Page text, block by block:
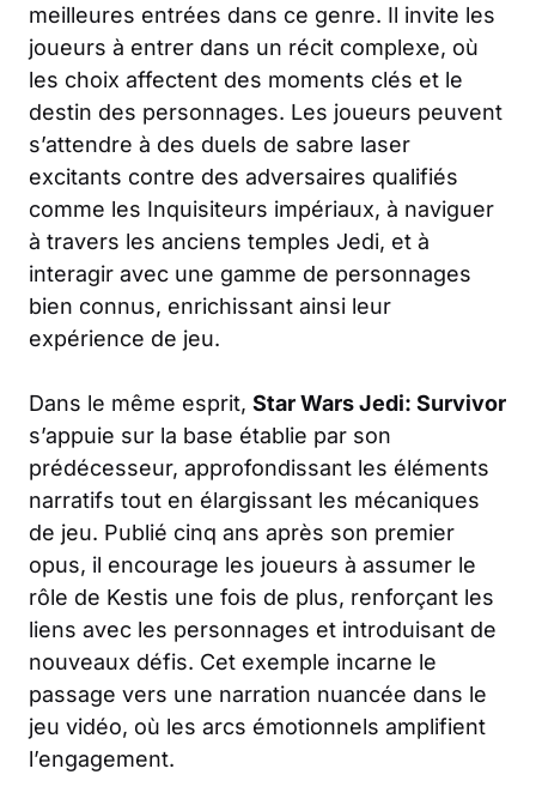
meilleures entrées dans ce genre. Il invite les
joueurs à entrer dans un récit complexe, où
les choix affectent des moments clés et le
destin des personnages. Les joueurs peuvent
s’attendre à des duels de sabre laser
excitants contre des adversaires qualifiés
comme les Inquisiteurs impériaux, à naviguer
à travers les anciens temples Jedi, et à
interagir avec une gamme de personnages
bien connus, enrichissant ainsi leur
expérience de jeu.
Dans le même esprit, Star Wars Jedi: Survivor
s’appuie sur la base établie par son
prédécesseur, approfondissant les éléments
narratifs tout en élargissant les mécaniques
de jeu. Publié cinq ans après son premier
opus, il encourage les joueurs à assumer le
rôle de Kestis une fois de plus, renforçant les
liens avec les personnages et introduisant de
nouveaux défis. Cet exemple incarne le
passage vers une narration nuancée dans le
jeu vidéo, où les arcs émotionnels amplifient
l’engagement.